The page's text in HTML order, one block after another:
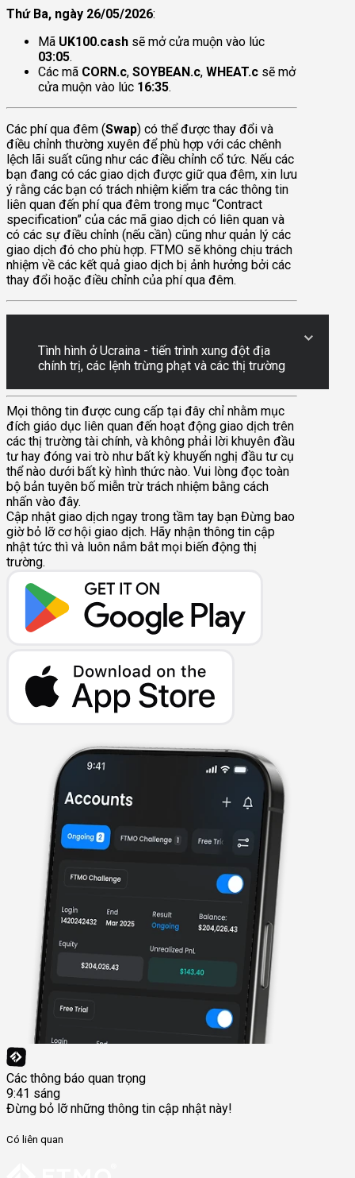
Thứ Ba, ngày 26/05/2026:
Mã UK100.cash sẽ mở cửa muộn vào lúc
03:05.
Các mã CORN.c, SOYBEAN.c, WHEAT.c sẽ mở
cửa muộn vào lúc 16:35.
Các phí qua đêm (Swap) có thể được thay đổi và
điều chỉnh thường xuyên để phù hợp với các chênh
lệch lãi suất cũng như các điều chỉnh cổ tức. Nếu các
bạn đang có các giao dịch được giữ qua đêm, xin lưu
ý rằng các bạn có trách nhiệm kiểm tra các thông tin
liên quan đến phí qua đêm trong mục “Contract
specification” của các mã giao dịch có liên quan và
có các sự điều chỉnh (nếu cần) cũng như quản lý các
giao dịch đó cho phù hợp. FTMO sẽ không chịu trách
nhiệm về các kết quả giao dịch bị ảnh hưởng bởi các
thay đổi hoặc điều chỉnh của phí qua đêm.
Tình hình ở Ucraina - tiến trình xung đột địa
chính trị, các lệnh trừng phạt và các thị trường
Mọi thông tin được cung cấp tại đây chỉ nhằm mục
đích giáo dục liên quan đến hoạt động giao dịch trên
các thị trường tài chính, và không phải lời khuyên đầu
tư hay đóng vai trò như bất kỳ khuyến nghị đầu tư cụ
thể nào dưới bất kỳ hình thức nào. Vui lòng đọc toàn
bộ bản tuyên bố miễn trừ trách nhiệm bằng cách
nhấn vào đây.
Cập nhật giao dịch ngay trong tầm tay bạn Đừng bao
giờ bỏ lỡ cơ hội giao dịch. Hãy nhận thông tin cập
nhật tức thì và luôn nắm bắt mọi biến động thị
trường.
Các thông báo quan trọng
9:41 sáng
Đừng bỏ lỡ những thông tin cập nhật này!
Có liên quan